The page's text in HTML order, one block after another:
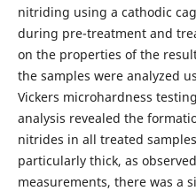
nitriding using a cathodic
during pre-treatment and
on the properties of the
the samples were analyzed
Vickers microhardness
analysis revealed the
nitrides in all treated
particularly thick, as
measurements, there was a